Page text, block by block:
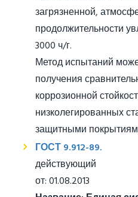
загрязненной,
продолжительности
3000 ч/г.
Метод испытаний
получения
коррозионной
низколегированных
защитными
ГОСТ 9.912-89.
действующий
от: 01.08.2013